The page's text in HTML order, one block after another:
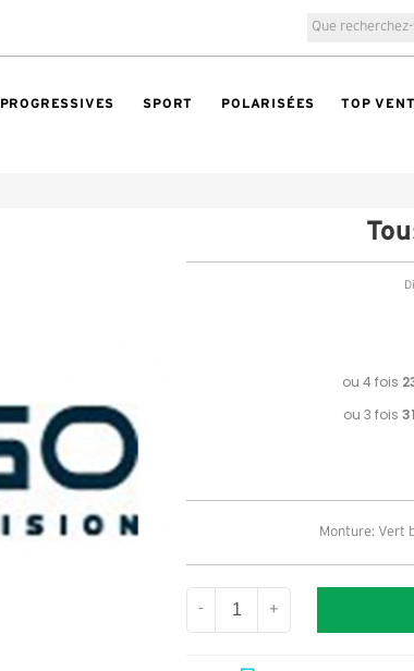
PROGRESSIVES SPORT POLARISÉES TOP
Monture: Vert
- +